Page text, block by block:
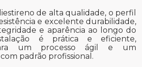
de alta qualidade, o perfil
e excelente durabilidade,
e aparência ao longo do
é prática e eficiente,
um processo ágil e um
padrão profissional.